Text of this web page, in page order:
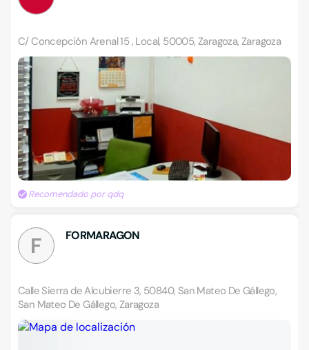
C/ Concepción Arenal 15 , Local, 50005, Zaragoza, Zaragoza
Recomendado por qdq
F FORMARAGON
Calle Sierra de Alcubierre 3, 50840, San Mateo De Gállego,
San Mateo De Gállego, Zaragoza